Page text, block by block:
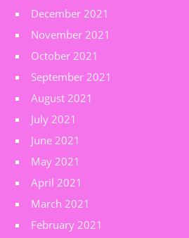
December 2021
November 2021
October 2021
September 2021
August 2021
July 2021
June 2021
May 2021
April 2021
March 2021
February 2021